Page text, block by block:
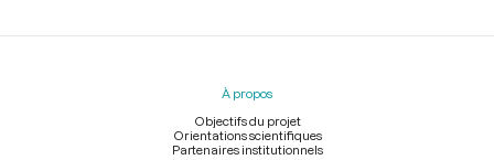
Menu
À propos
Objectifs du projet
Orientations scientifiques
Partenaires institutionnels